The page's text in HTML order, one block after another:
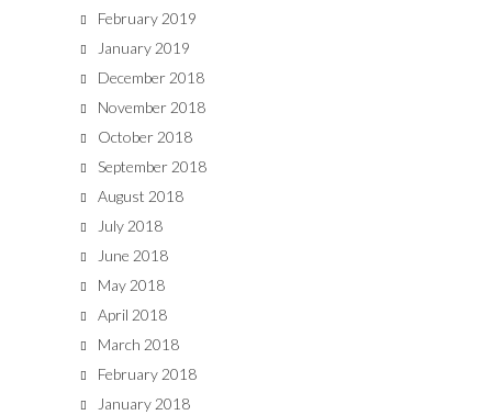
February 2019
January 2019
December 2018
November 2018
October 2018
September 2018
August 2018
July 2018
June 2018
May 2018
April 2018
March 2018
February 2018
January 2018